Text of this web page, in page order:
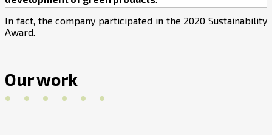
In fact, the company participated in the 2020 Sustainability
Award.
Our work
. . . . . .